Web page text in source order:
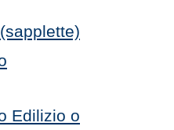
Edilizio o